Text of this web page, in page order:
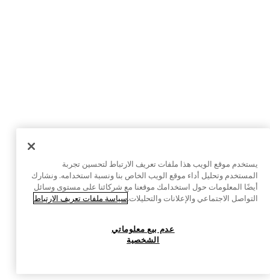
يستخدم موقع الويب هذا ملفات تعريف الارتباط لتحسين تجربة
المستخدم وتحليل أداء موقع الويب الخاص بنا ونسبة استخدامه. ونشارك
أيضًا المعلومات حول استخدامك موقعنا مع شركائنا على مستوى وسائل
التواصل الاجتماعي والإعلانات والتحليلات.سياسة ملفات تعريف الارتباط
عدم بيع معلوماتي
الشخصية